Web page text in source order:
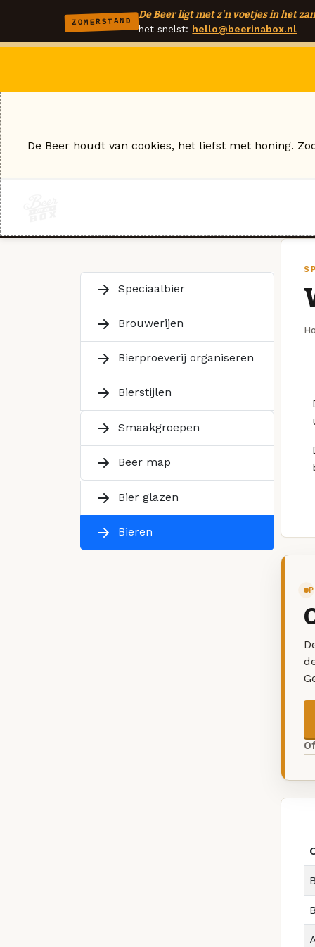
ZOMERSTAND
De Beer ligt met z'n voetjes in het
het snelst: hello@beerinabox.nl
Speciaalbier
Brouwerijen
Bierproeverij organiseren
Bierstijlen
Smaakgroepen
Beer map
Bier glazen
Bieren
De Beer houdt van cookies, het liefst met honing.